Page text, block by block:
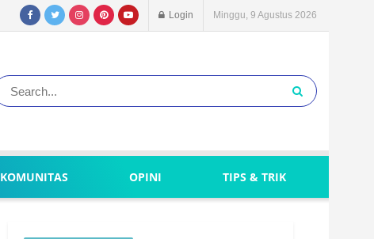
Login Minggu, 9 Agustus 2026
KOMUNITAS OPINI TIPS & TRIK